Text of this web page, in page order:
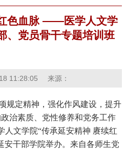
色血脉 ——医学人文学
、党员骨干专题培训班
11:28:05 来源：
规定精神，强化作风建设，提升
治素质、党性修养和党务工作
人文学院“传承延安精神 赓续红
安干部学院举办。来自各师生党